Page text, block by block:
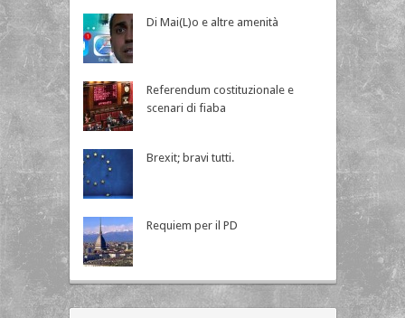
Di Mai(L)o e altre amenità
Referendum costituzionale e
scenari di fiaba
Brexit; bravi tutti.
Requiem per il PD